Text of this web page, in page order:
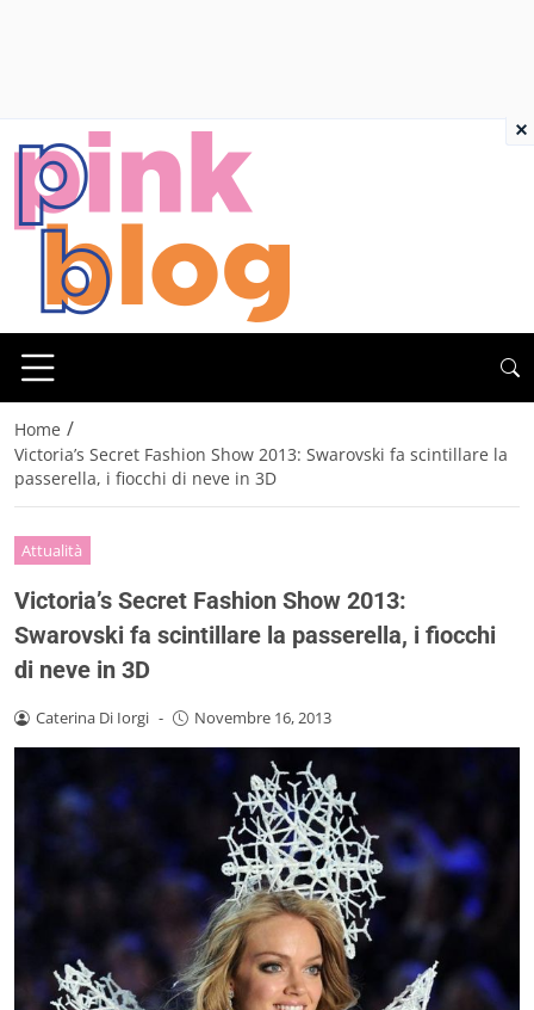
Home /
Victoria’s Secret Fashion Show 2013: Swarovski fa scintillare la
passerella, i fiocchi di neve in 3D
Attualità
Victoria’s Secret Fashion Show 2013:
Swarovski fa scintillare la passerella, i fiocchi
di neve in 3D
Caterina Di Iorgi - Novembre 16, 2013
×